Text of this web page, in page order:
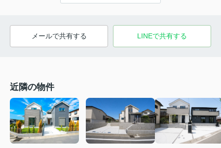
メールで共有する LINEで共有する
近隣の物件